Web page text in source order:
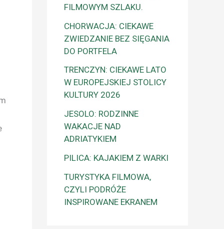
FILMOWYM SZLAKU.
CHORWACJA: CIEKAWE
ZWIEDZANIE BEZ SIĘGANIA
DO PORTFELA
TRENCZYN: CIEKAWE LATO
W EUROPEJSKIEJ STOLICY
KULTURY 2026
JESOLO: RODZINNE
WAKACJE NAD
ADRIATYKIEM
PILICA: KAJAKIEM Z WARKI
TURYSTYKA FILMOWA,
CZYLI PODRÓŻE
INSPIROWANE EKRANEM